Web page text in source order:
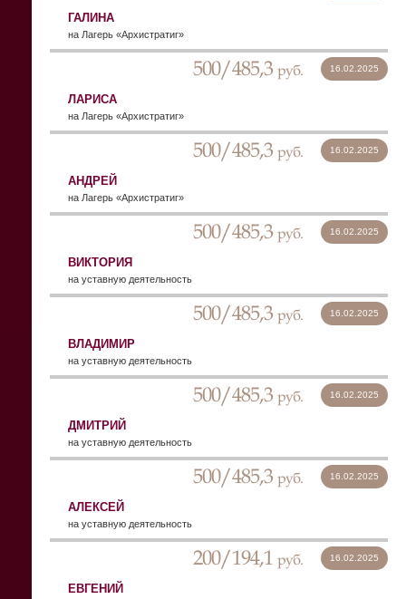
ГАЛИНА
на Лагерь «Архистратиг»
500/485,3 руб. 16.02.2025
ЛАРИСА
на Лагерь «Архистратиг»
500/485,3 руб. 16.02.2025
АНДРЕЙ
на Лагерь «Архистратиг»
500/485,3 руб. 16.02.2025
ВИКТОРИЯ
на уставную деятельность
500/485,3 руб. 16.02.2025
ВЛАДИМИР
на уставную деятельность
500/485,3 руб. 16.02.2025
ДМИТРИЙ
на уставную деятельность
500/485,3 руб. 16.02.2025
АЛЕКСЕЙ
на уставную деятельность
200/194,1 руб. 16.02.2025
ЕВГЕНИЙ